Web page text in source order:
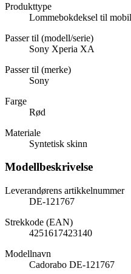
Produkttype
Lommebokdeksel til
Passer til (modell/serie)
Sony Xperia XA
Passer til (merke)
Sony
Farge
Rød
Materiale
Syntetisk skinn
Modellbeskrivelse
Leverandørens artikkelnummer
DE-121767
Strekkode (EAN)
4251617423140
Modellnavn
Cadorabo DE-121767